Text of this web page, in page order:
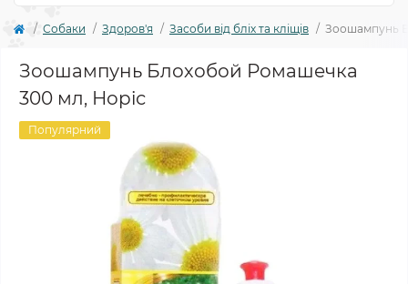
Собаки Здоров'я Засоби від бліх та кліщів Зоошампунь
Зоошампунь Блохобой Ромашечка
300 мл, Норіс
Популярний